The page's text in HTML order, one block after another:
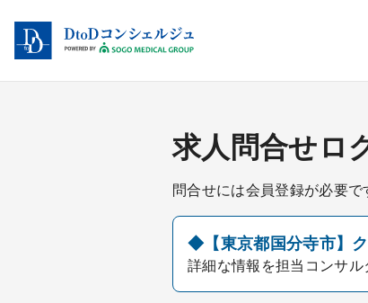
求人問合せロ
問合せには会員登録が必要で
◆【東京都国分寺市】
詳細な情報を担当コンサル